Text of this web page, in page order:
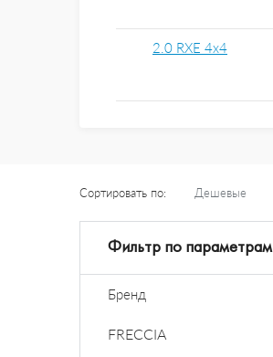
2.0 RXE 4x4
Сортировать по: Дешевые
Фильтр по параметрам
Бренд
FRECCIA